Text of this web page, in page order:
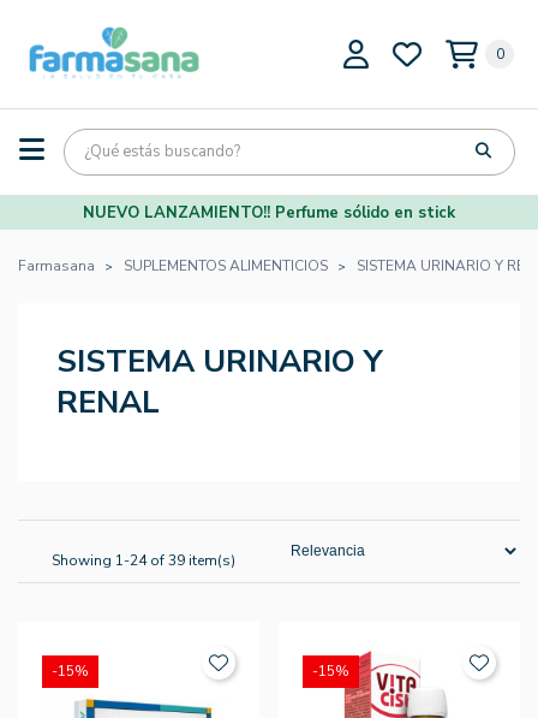
0
NUEVO LANZAMIENTO!! Perfume sólido en stick
Farmasana SUPLEMENTOS ALIMENTICIOS SISTEMA URINARIO Y
SISTEMA URINARIO Y
RENAL
Showing 1-24 of 39 item(s)
-15% -15%